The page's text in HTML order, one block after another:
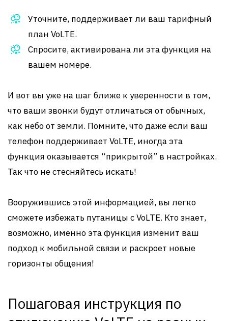
Уточните, поддерживает ли ваш тарифный
план VoLTE.
Спросите, активирована ли эта функция на
вашем номере.
И вот вы уже на шаг ближе к уверенности в том,
что ваши звонки будут отличаться от обычных,
как небо от земли. Помните, что даже если ваш
телефон поддерживает VoLTE, иногда эта
функция оказывается “прикрытой” в настройках.
Так что не стесняйтесь искать!
Вооружившись этой информацией, вы легко
сможете избежать путаницы с VoLTE. Кто знает,
возможно, именно эта функция изменит ваш
подход к мобильной связи и раскроет новые
горизонты общения!
Пошаговая инструкция по